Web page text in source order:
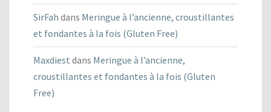
SirFah dans Meringue à l’ancienne, croustillantes
et fondantes à la fois (Gluten Free)
Maxdiest dans Meringue à l’ancienne,
croustillantes et fondantes à la fois (Gluten
Free)